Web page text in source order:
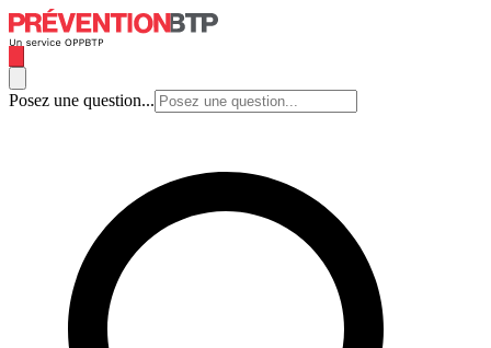
Posez une question...